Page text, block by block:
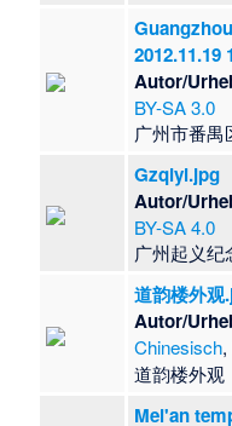
2012.11.19
Autor/
BY-SA 3.0
广州市番
Gzqiyi.jpg
Autor/
BY-SA 4.0
广州起义纪
道韵楼外观
Autor/
Chinesisch,
​道韵楼外观
Mei'an